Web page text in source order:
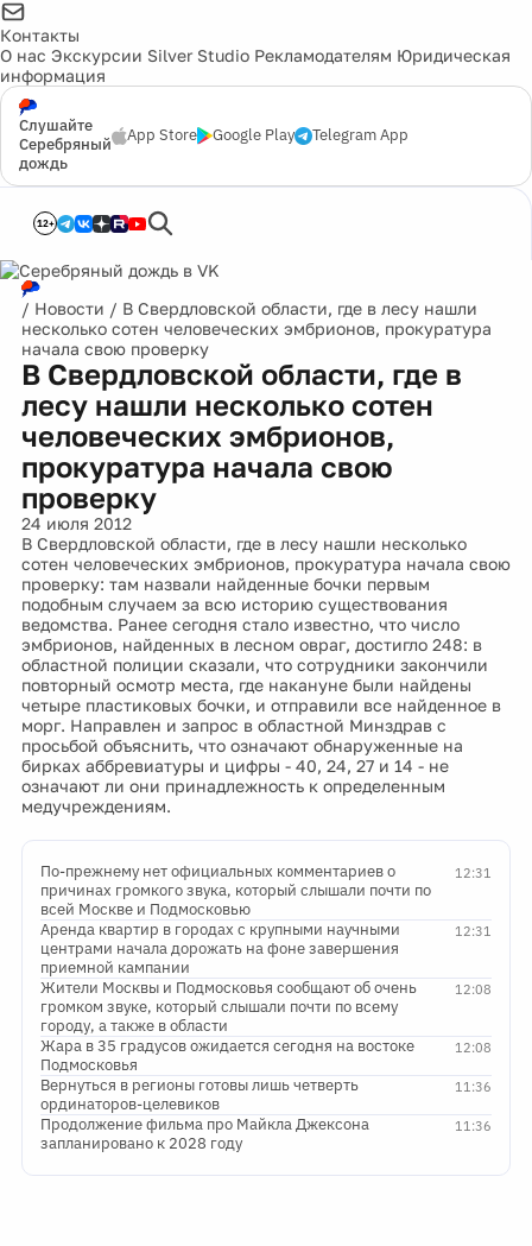
Контакты
О нас Экскурсии Silver Studio Рекламодателям Юридическая
информация
Слушайте
Серебряный
дождь
App Store Google Play Telegram App
12+
/ Новости / В Свердловской области, где в лесу нашли
несколько сотен человеческих эмбрионов, прокуратура
начала свою проверку
В Свердловской области, где в
лесу нашли несколько сотен
человеческих эмбрионов,
прокуратура начала свою
проверку
24 июля 2012
В Свердловской области, где в лесу нашли несколько
сотен человеческих эмбрионов, прокуратура начала свою
проверку: там назвали найденные бочки первым
подобным случаем за всю историю существования
ведомства. Ранее сегодня стало известно, что число
эмбрионов, найденных в лесном овраг, достигло 248: в
областной полиции сказали, что сотрудники закончили
повторный осмотр места, где накануне были найдены
четыре пластиковых бочки, и отправили все найденное в
морг. Направлен и запрос в областной Минздрав с
просьбой объяснить, что означают обнаруженные на
бирках аббревиатуры и цифры - 40, 24, 27 и 14 - не
означают ли они принадлежность к определенным
медучреждениям.
12:31
По-прежнему нет официальных комментариев о
причинах громкого звука, который слышали почти по
всей Москве и Подмосковью
12:31
Аренда квартир в городах с крупными научными
центрами начала дорожать на фоне завершения
приемной кампании
12:08
Жители Москвы и Подмосковья сообщают об очень
громком звуке, который слышали почти по всему
городу, а также в области
12:08
Жара в 35 градусов ожидается сегодня на востоке
Подмосковья
11:36
Вернуться в регионы готовы лишь четверть
ординаторов-целевиков
11:36
Продолжение фильма про Майкла Джексона
запланировано к 2028 году